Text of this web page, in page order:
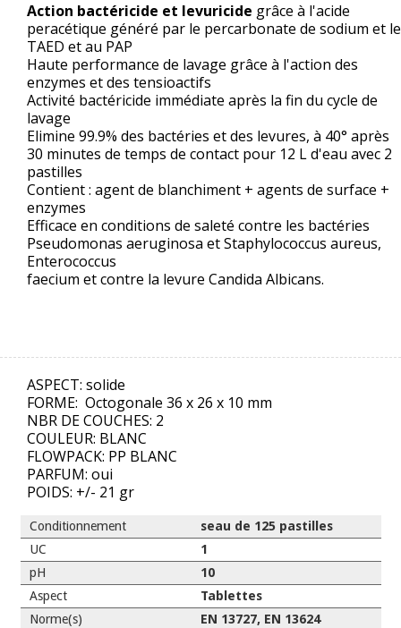
Action bactéricide et levuricide grâce à l'acide
peracétique généré par le percarbonate de sodium et le
TAED et au PAP
Haute performance de lavage grâce à l'action des
enzymes et des tensioactifs
Activité bactéricide immédiate après la fin du cycle de
lavage
Elimine 99.9% des bactéries et des levures, à 40° après
30 minutes de temps de contact pour 12 L d'eau avec 2
pastilles
Contient : agent de blanchiment + agents de surface +
enzymes
Efficace en conditions de saleté contre les bactéries
Pseudomonas aeruginosa et Staphylococcus aureus,
Enterococcus
faecium et contre la levure Candida Albicans.
ASPECT: solide
FORME: Octogonale 36 x 26 x 10 mm
NBR DE COUCHES: 2
COULEUR: BLANC
FLOWPACK: PP BLANC
PARFUM: oui
POIDS: +/- 21 gr
Conditionnement
seau de 125 pastilles
UC
1
pH
10
Aspect
Tablettes
Norme(s)
EN 13727, EN 13624